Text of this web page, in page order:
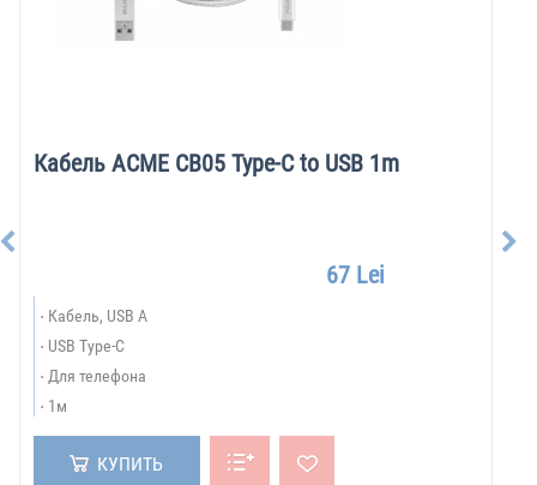
Кабель ACME CB05 Type-C to USB 1m
67 Lei
Кабель, USB A
USB Type-C
Для телефона
1м
КУПИТЬ